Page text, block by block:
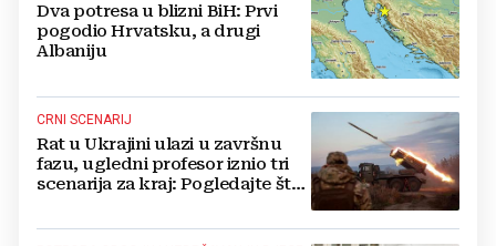
Dva potresa u blizni BiH: Prvi
pogodio Hrvatsku, a drugi
Albaniju
CRNI SCENARIJ
Rat u Ukrajini ulazi u završnu
fazu, ugledni profesor iznio tri
scenarija za kraj: Pogledajte što